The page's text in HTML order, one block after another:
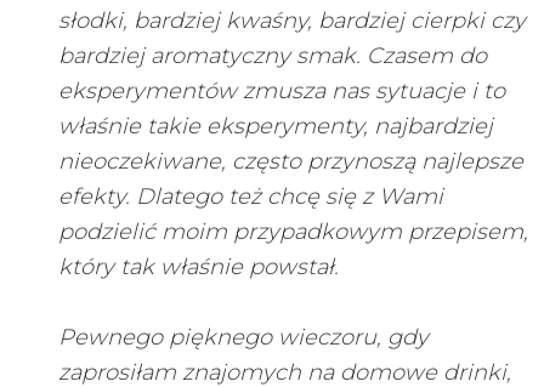
słodki, bardziej kwaśny, bardziej cierpki czy
bardziej aromatyczny smak. Czasem do
eksperymentów zmusza nas sytuacje i to
właśnie takie eksperymenty, najbardziej
nieoczekiwane, często przynoszą najlepsze
efekty. Dlatego też chcę się z Wami
podzielić moim przypadkowym przepisem,
który tak właśnie powstał.
Pewnego pięknego wieczoru, gdy
zaprosiłam znajomych na domowe drinki,